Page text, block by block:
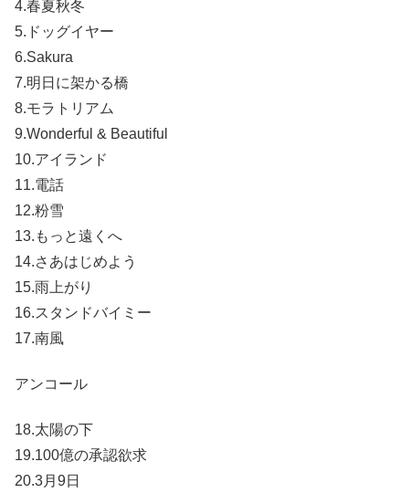
4.春夏秋冬
5.ドッグイヤー
6.Sakura
7.明日に架かる橋
8.モラトリアム
9.Wonderful & Beautiful
10.アイランド
11.電話
12.粉雪
13.もっと遠くへ
14.さあはじめよう
15.雨上がり
16.スタンドバイミー
17.南風
アンコール
18.太陽の下
19.100億の承認欲求
20.3月9日